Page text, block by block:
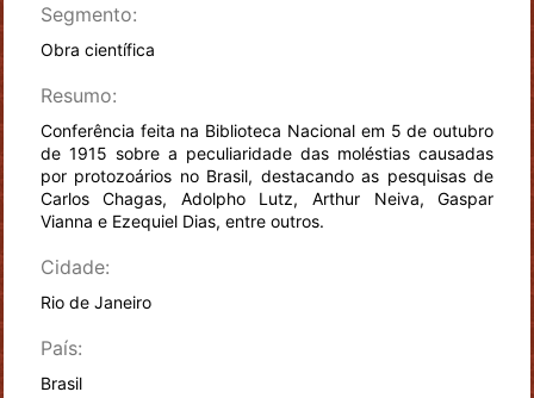
Segmento:
Obra científica
Resumo:
Conferência feita na Biblioteca Nacional em 5 de outubro
de 1915 sobre a peculiaridade das moléstias causadas
por protozoários no Brasil, destacando as pesquisas de
Carlos Chagas, Adolpho Lutz, Arthur Neiva, Gaspar
Vianna e Ezequiel Dias, entre outros.
Cidade:
Rio de Janeiro
País:
Brasil